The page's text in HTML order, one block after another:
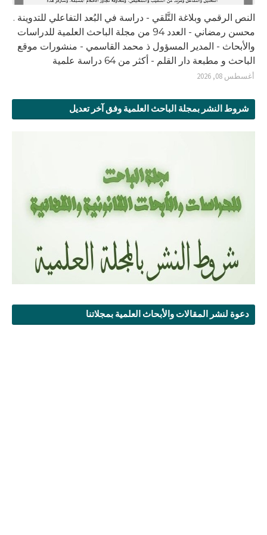
النص الرقمي وبلاغة التَّلقي - دراسة في البُعد التفاعلي للتدوينة .
محسن رمضاني - العدد 94 من مجلة الباحث العلمية للدراسات
والأبحاث - المدير المسؤول ذ محمد القاسمي - منشورات موقع
الباحث و مطبعة دار القلم - أكثر من 64 دراسة علمية
أغسطس 08, 2026
شروط النشر بمجلة الباحث العلمية وفق آخر تعديل
دعوة لنشر المقالات والأبحاث العلمية بمجلاتنا